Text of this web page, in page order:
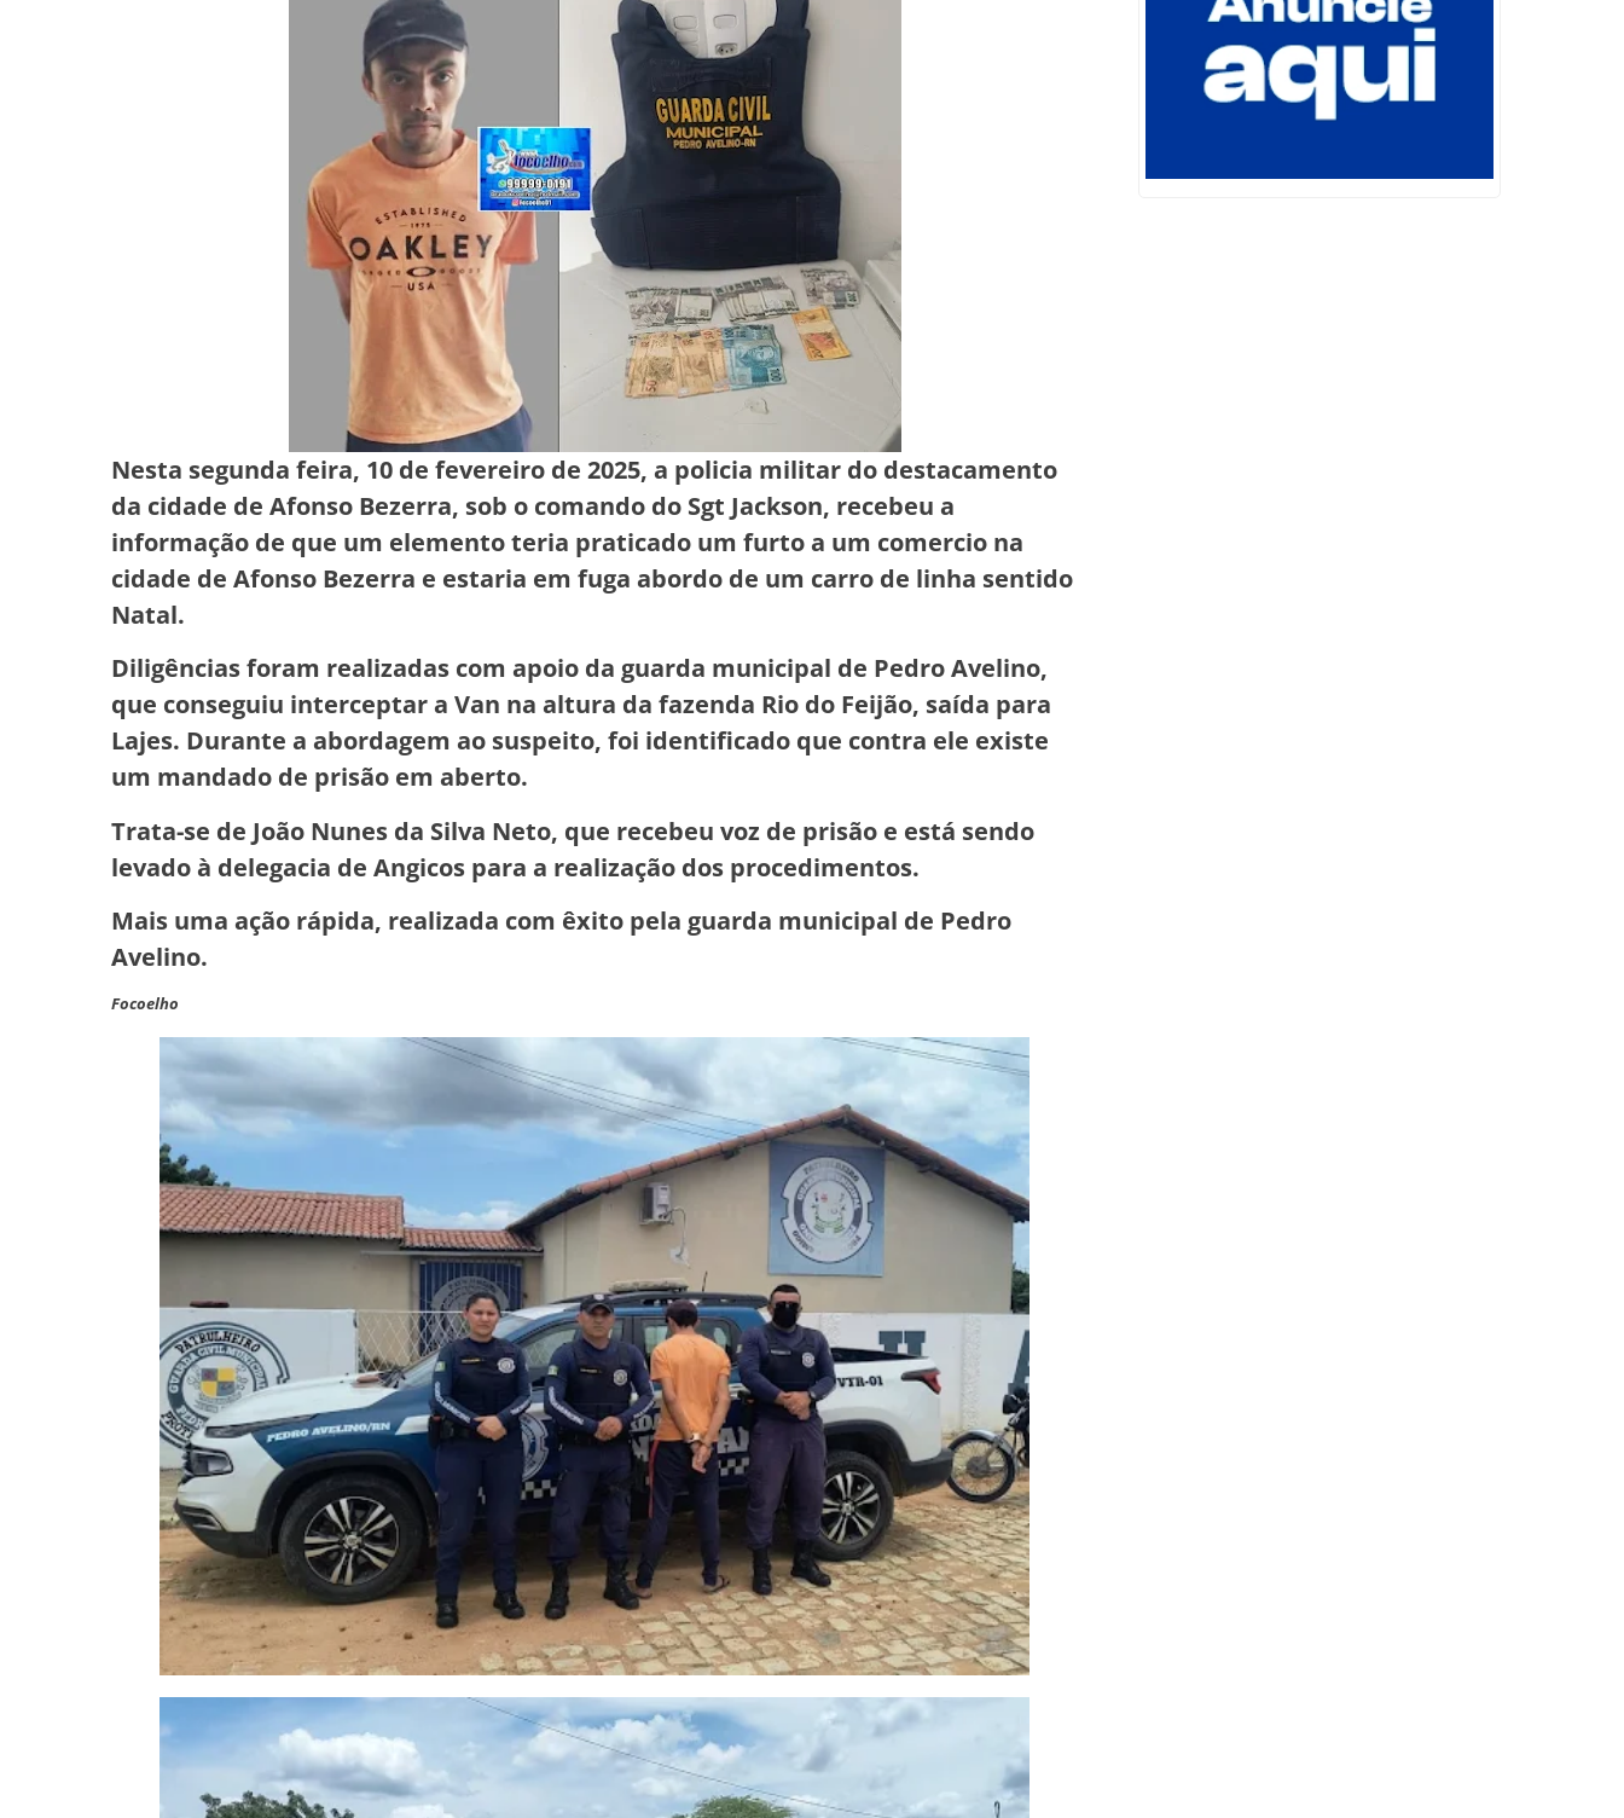
Nesta segunda feira, 10 de fevereiro de 2025, a policia militar do destacamento
da cidade de Afonso Bezerra, sob o comando do Sgt Jackson, recebeu a
informação de que um elemento teria praticado um furto a um comercio na
cidade de Afonso Bezerra e estaria em fuga abordo de um carro de linha sentido
Natal.
Diligências foram realizadas com apoio da guarda municipal de Pedro Avelino,
que conseguiu interceptar a Van na altura da fazenda Rio do Feijão, saída para
Lajes. Durante a abordagem ao suspeito, foi identificado que contra ele existe
um mandado de prisão em aberto.
Trata-se de João Nunes da Silva Neto, que recebeu voz de prisão e está sendo
levado à delegacia de Angicos para a realização dos procedimentos.
Mais uma ação rápida, realizada com êxito pela guarda municipal de Pedro
Avelino.
Focoelho